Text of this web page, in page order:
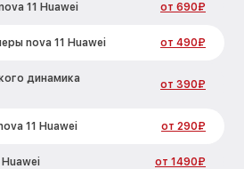
11 Huawei от 690₽
nova 11 Huawei от 490₽
динамика
от 390₽
11 Huawei от 290₽
от 1490₽